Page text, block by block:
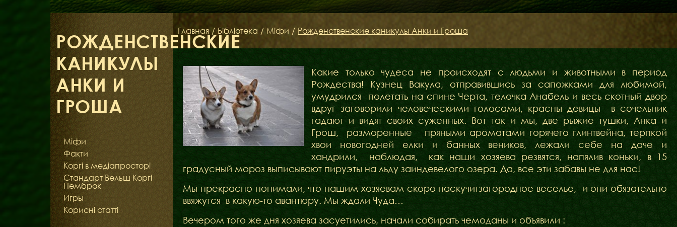
РОЖДЕНСТВЕНСКИЕ
КАНИКУЛЫ
АНКИ И
ГРОША
Міфи
Факти
Коргі в медіапросторі
Стандарт Вельш Коргі
Пемброк
Игры
Корисні статті
Главная / Бібліотека / Міфи / Рожденственские каникулы Анки и Гроша
Какие только чудеса не происходят с людьми и животными в период
Рождества! Кузнец Вакула, отправившись за сапожками для любимой,
умудрился
полетать на спине Черта, телочка Анабель и весь скотный двор
вдруг заговорили человеческими голосами, красны девицы
в сочельник
гадают и видят своих суженных. Вот так и мы, две рыжие тушки, Анка и
Грош,
разморенные пряными ароматами горячего глинтвейна, терпкой
хвои новогодней елки и банных веников, лежали себе на даче и
хандрили,
наблюдая,
как наши хозяева резвятся, напялив коньки, в 15
градусный мороз выписывают пируэты на льду заиндевелого озера. Да, все эти забавы не для нас!
Мы прекрасно понимали, что нашим хозяевам скоро наскучитзагородное веселье,
и они обязательно
ввяжутся в какую-то авантюру. Мы ждали Чуда…
Вечером того же дня хозяева засуетились, начали собирать чемоданы и объявили :